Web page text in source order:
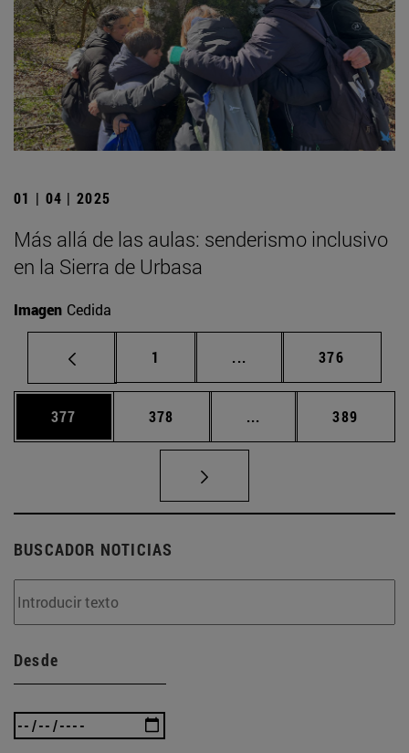
01 | 04 | 2025
Más allá de las aulas: senderismo inclusivo
en la Sierra de Urbasa
Imagen Cedida
Página
1 ... Páginas intermedias
Página
376
Página
377 Página
378 ... Páginas intermedias
Página
389
BUSCADOR NOTICIAS
Desde